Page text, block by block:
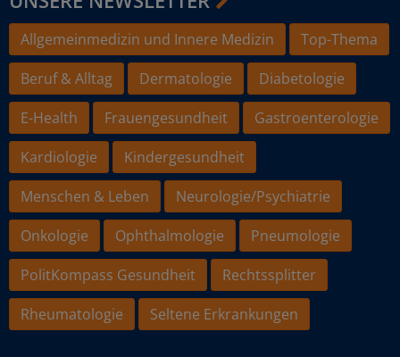
Allgemeinmedizin und Innere Medizin
Top-Thema
Beruf & Alltag
Dermatologie
Diabetologie
E-Health
Frauengesundheit
Gastroenterologie
Kardiologie
Kindergesundheit
Menschen & Leben
Neurologie/Psychiatrie
Onkologie
Ophthalmologie
Pneumologie
PolitKompass Gesundheit
Rechtssplitter
Rheumatologie
Seltene Erkrankungen